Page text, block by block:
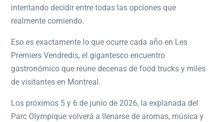
intentando decidir entre todas las opciones que
realmente comiendo.
Eso es exactamente lo que ocurre cada año en Les
Premiers Vendredis, el gigantesco encuentro
gastronómico que reúne decenas de food trucks y miles
de visitantes en Montreal.
Los próximos 5 y 6 de junio de 2026, la explanada del
Parc Olympique volverá a llenarse de aromas, música y